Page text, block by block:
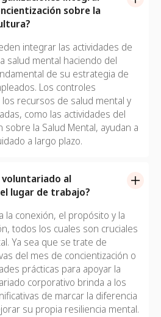
o establecer grupos de
en el lugar de trabajo,
es otra excelente manera
mismo tiempo, fomentar un
bienestar mental.
sobre la
integrar las actividades de
salud mental haciendo del
de su estrategia de
Los controles
recursos de salud mental y
como las actividades del
sobre la Salud Mental, ayudan a
a largo plazo.
al
lugar de trabajo?
la conexión, el propósito y la
todos los cuales son cruciales
Ya sea que se trate de
del mes de concientización o
prácticas para apoyar la
corporativo brinda a los
de marcar la diferencia
su propia resiliencia mental.